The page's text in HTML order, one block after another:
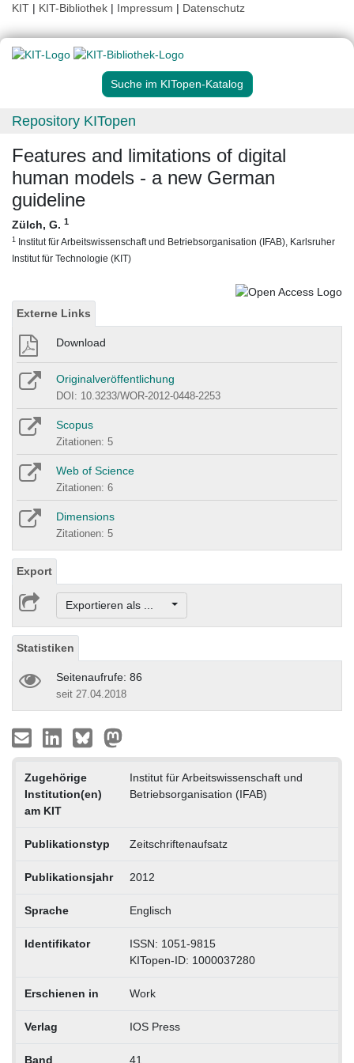
KIT | KIT-Bibliothek | Impressum | Datenschutz
Suche im KITopen-Katalog
Repository KITopen
Features and limitations of digital
human models - a new German
guideline
Zülch, G. 1
1 Institut für Arbeitswissenschaft und Betriebsorganisation (IFAB), Karlsruher
Institut für Technologie (KIT)
Externe Links
Download
Originalveröffentlichung
DOI: 10.3233/WOR-2012-0448-2253
Scopus
Zitationen: 5
Web of Science
Zitationen: 6
Dimensions
Zitationen: 5
Export
Exportieren als ...
Statistiken
Seitenaufrufe: 86
seit 27.04.2018
Zugehörige
Institution(en)
am KIT
Institut für Arbeitswissenschaft und
Betriebsorganisation (IFAB)
Publikationstyp Zeitschriftenaufsatz
Publikationsjahr 2012
Sprache Englisch
Identifikator
ISSN: 1051-9815
KITopen-ID: 1000037280
Erschienen in Work
Verlag IOS Press
Band 41